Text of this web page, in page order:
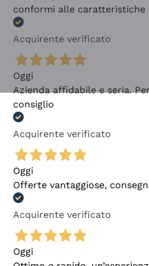
conformi alle caratteristiche
Acquirente verificato
Oggi
Azienda affidabile e seria.
consiglio
Acquirente verificato
Oggi
Offerte vantaggiose,
Acquirente verificato
Oggi